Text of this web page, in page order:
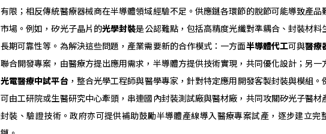
有限；相反傳統醫療器械商在半導體領域經驗不足。供應鏈各環節的脫節可能導致產品
市場。例如，矽光子晶片的光學封裝是公認難點，包括高精度光纖對準耦合、封裝材料
長期可靠性等。為解決這些問題，產業需要新的合作模式：一方面半導體代工可與醫療
聯合開發專案，由醫療方提出應用需求，半導體方提供技術實現，共同優化設計；另一
光電醫療中試平台，整合光學工程師與醫學專家，針對特定應用開發客製封裝與模組。
可由工研院或生醫研究中心牽頭，串連國內封裝測試廠與醫材廠，共同攻關矽光子醫材
封裝、驗證技術。政府亦可提供補助鼓勵半導體產線導入醫療專案試產，逐步建立完